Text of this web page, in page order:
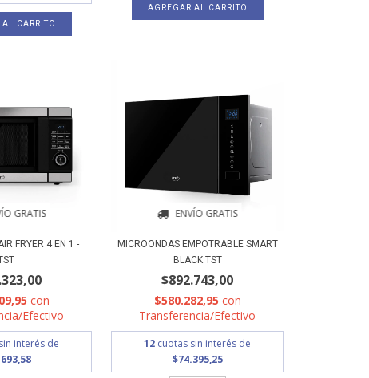
GRATIS
FRYER 4 EN 1 -
con
Efectivo
interés de
ENVÍO GRATIS
MICROONDAS EMPOTRABLE SMART
BLACK TST
$892.743,00
$580.282,95 con
Transferencia/Efectivo
12 cuotas sin interés de
$74.395,25